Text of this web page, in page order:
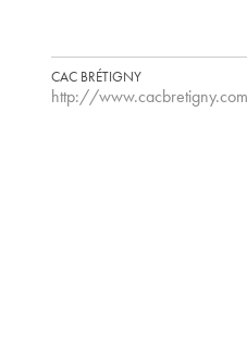
CAC BRÉTIGNY
http://www.cacbretigny.com